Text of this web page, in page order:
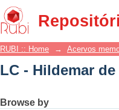
LC - Hildemar de
RUBI :: Home → Acervos
LC - Hildemar
Browse by